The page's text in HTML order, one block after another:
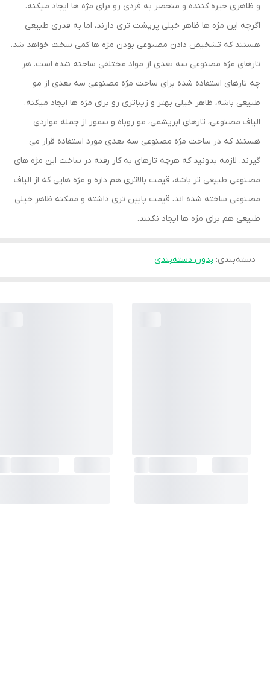
و ظاهری خیره کننده و منحصر به فردی رو برای مژه ها ایجاد میکنه.
اگرچه این مژه ها ظاهر خیلی پرپشت تری دارند، اما به قدری طبیعی
هستند که تشخیص دادن مصنوعی بودن مژه ها کمی سخت خواهد شد.
تارهای مژه مصنوعی سه بعدی از مواد مختلفی ساخته شده است. هر
چه تارهای استفاده شده برای ساخت مژه مصنوعی سه بعدی از مو
طبیعی باشه، ظاهر خیلی بهتر و زیباتری رو برای مژه ها ایجاد میکنه.
الیاف مصنوعی، تارهای ابریشمی، مو روباه و سمور از جمله مواردی
هستند که در ساخت مژه مصنوعی سه بعدی مورد استفاده قرار می
گیرند. لازمه بدونید که هرچه تارهای به کار رفته در ساخت این مژه های
مصنوعی طبیعی تر باشه، قیمت بالاتری هم داره و مژه هایی که از الیاف
مصنوعی ساخته شده اند، قیمت پایین تری داشته و ممکنه ظاهر خیلی
طبیعی هم برای مژه ها ایجاد نکنند.
دسته‌بندی: بدون دسته‌بندی